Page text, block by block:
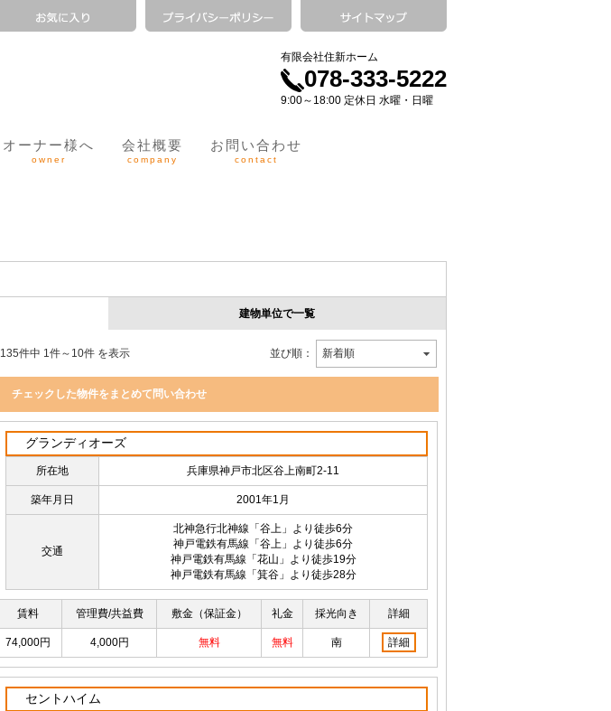
有限会社住新ホーム
078-333-5222
9:00～18:00 定休日 水曜・日曜
オーナー様へ
owner
会社概要
company
お問い合わせ
contact
建物単位で一覧
並び順：
135件中 1件～10件 を表示
グランディオーズ
所在地 兵庫県神戸市北区谷上南町2-11
築年月日 2001年1月
交通
北神急行北神線「谷上」より徒歩6分
神戸電鉄有馬線「谷上」より徒歩6分
神戸電鉄有馬線「花山」より徒歩19分
神戸電鉄有馬線「箕谷」より徒歩28分
賃料 管理費/共益費 敷金（保証金） 礼金 採光向き 詳細
74,000円 4,000円 無料 無料 南 詳細
セントハイム